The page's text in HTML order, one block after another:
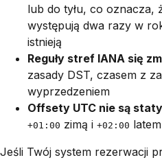
lub do tyłu, co oznacza,
występują dwa razy w
istnieją
Reguły stref IANA się
zasady DST, czasem z
wyprzedzeniem
Offsety UTC nie są
+01:00 zimą i +02:00 latem
Jeśli Twój system rezerwacji